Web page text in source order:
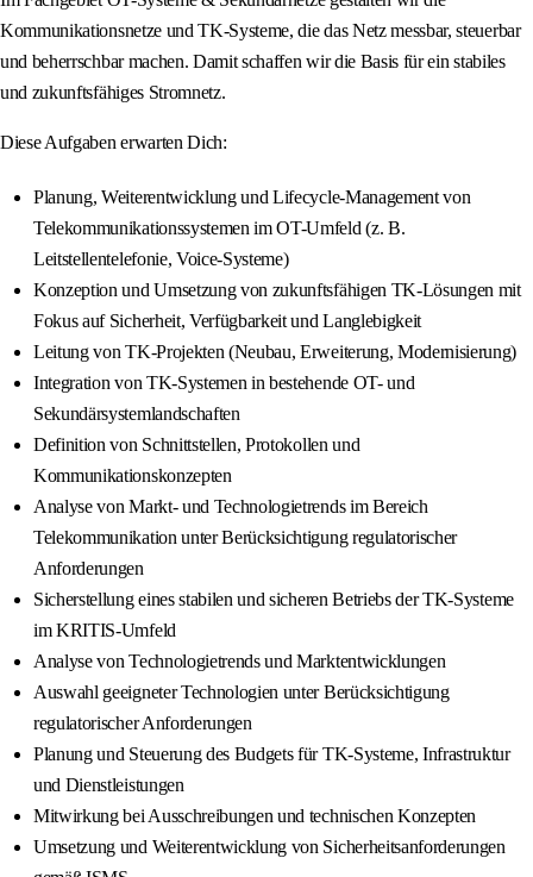
Kommunikationsnetze und TK-Systeme, die das Netz messbar, steuerbar
und beherrschbar machen. Damit schaffen wir die Basis für ein stabiles
und zukunftsfähiges Stromnetz.
Diese Aufgaben erwarten Dich:
Planung, Weiterentwicklung und Lifecycle-Management von
Telekommunikationssystemen im OT-Umfeld (z. B.
Leitstellentelefonie, Voice-Systeme)
Konzeption und Umsetzung von zukunftsfähigen TK-Lösungen mit
Fokus auf Sicherheit, Verfügbarkeit und Langlebigkeit
Leitung von TK-Projekten (Neubau, Erweiterung, Modernisierung)
Integration von TK-Systemen in bestehende OT- und
Sekundärsystemlandschaften
Definition von Schnittstellen, Protokollen und
Kommunikationskonzepten
Analyse von Markt- und Technologietrends im Bereich
Telekommunikation unter Berücksichtigung regulatorischer
Anforderungen
Sicherstellung eines stabilen und sicheren Betriebs der TK-Systeme
im KRITIS-Umfeld
Analyse von Technologietrends und Marktentwicklungen
Auswahl geeigneter Technologien unter Berücksichtigung
regulatorischer Anforderungen
Planung und Steuerung des Budgets für TK-Systeme, Infrastruktur
und Dienstleistungen
Mitwirkung bei Ausschreibungen und technischen Konzepten
Umsetzung und Weiterentwicklung von Sicherheitsanforderungen